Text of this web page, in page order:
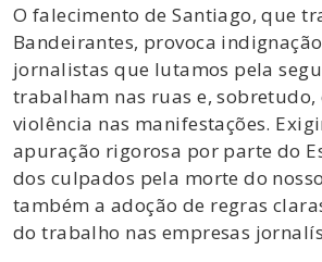
O falecimento de Santiago, que
Bandeirantes, provoca
jornalistas que lutamos pela
trabalham nas ruas e, sobretudo,
violência nas manifestações.
apuração rigorosa por parte do
dos culpados pela morte do
também a adoção de regras
do trabalho nas empresas